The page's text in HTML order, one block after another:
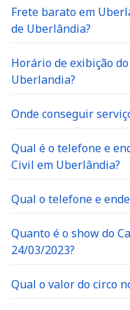
Frete barato em
de Uberlândia?
Horário de exibição
Uberlandia?
Onde conseguir
Qual é o telefone e
Civil em Uberlândia?
Qual o telefone e
Quanto é o show do
24/03/2023?
Qual o valor do circo